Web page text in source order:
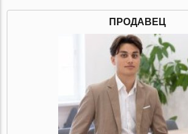
ПРОДАВЕЦ